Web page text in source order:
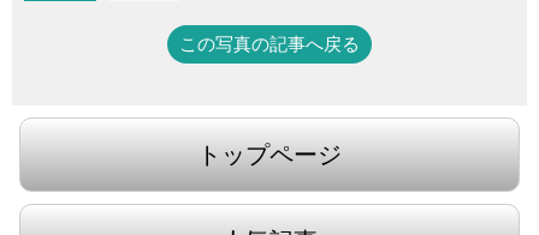
この写真の記事へ戻る
トップページ